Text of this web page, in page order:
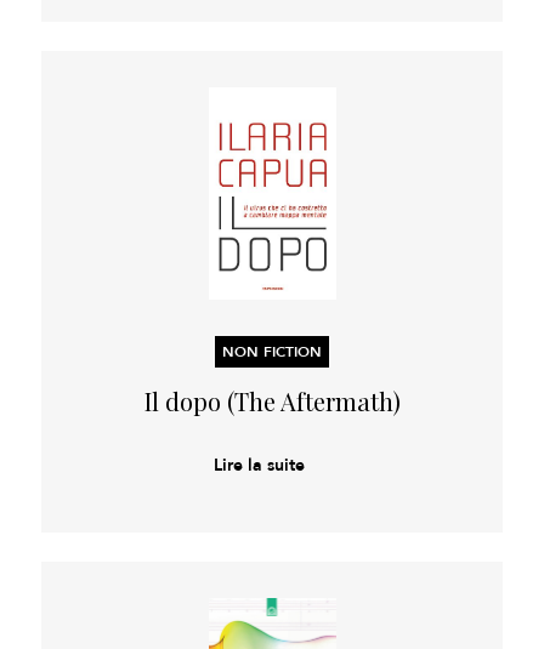
NON FICTION
Il dopo (The Aftermath)
Lire la suite